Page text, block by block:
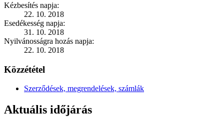
Kézbesítés napja:
22. 10. 2018
Esedékesség napja:
31. 10. 2018
Nyilvánosságra hozás napja:
22. 10. 2018
Közzététel
Szerződések, megrendelések, számlák
Aktuális időjárás